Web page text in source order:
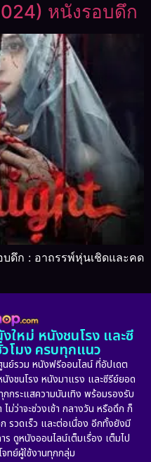
หนังรอบดึก
ดึก : อาถรรพ์หุ่นเชิดและคด
ใหม่ หนังชนโรง และซี
โมง ครบทุกแนว
ย์รวม หนังฟรีออนไลน์ ที่อัปเดต
งชนโรง หนังมาแรง และซีรีย์ยอด
กกระแสความบันเทิง พร้อมรองรับ
ม่ว่าจะช่วงเช้า กลางวัน หรือดึก ก็
รวดเร็ว และต่อเนื่อง อีกทั้งยังมี
ดูหนังออนไลน์เต็มเรื่อง เต็มไป
ทย์ผู้ใช้งานทุกกลุ่ม